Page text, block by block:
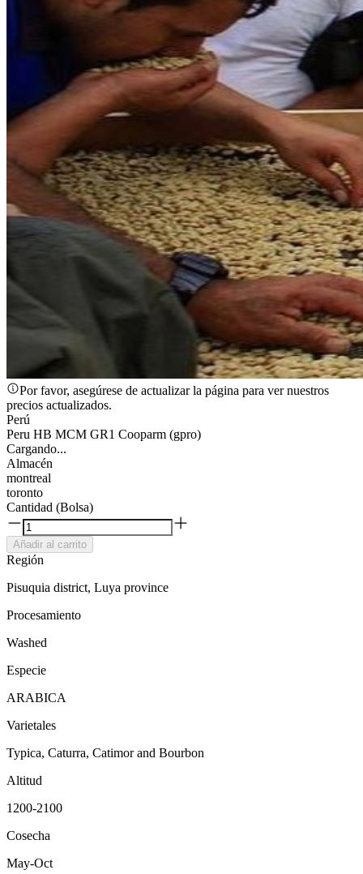
Por favor, asegúrese de actualizar la página para ver nuestros
precios actualizados.
Perú
Peru HB MCM GR1 Cooparm (gpro)
Cargando...
Almacén
montreal
toronto
Cantidad (Bolsa)
Añadir al carrito
Región
Pisuquia district, Luya province
Procesamiento
Washed
Especie
ARABICA
Varietales
Typica, Caturra, Catimor and Bourbon
Altitud
1200-2100
Cosecha
May-Oct